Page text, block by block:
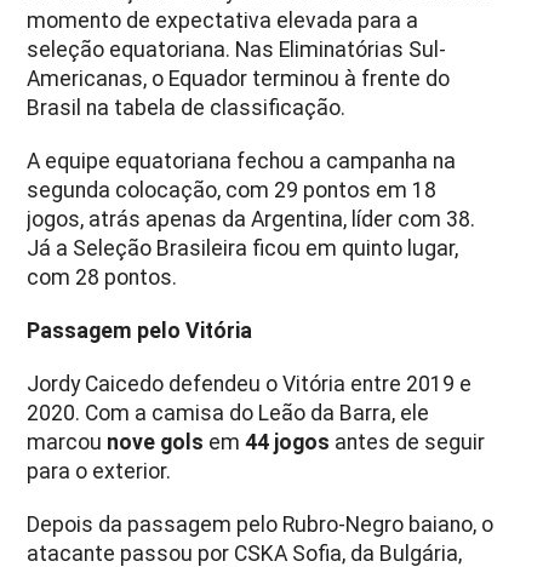
momento de expectativa elevada para a
seleção equatoriana. Nas Eliminatórias Sul-
Americanas, o Equador terminou à frente do
Brasil na tabela de classificação.
A equipe equatoriana fechou a campanha na
segunda colocação, com 29 pontos em 18
jogos, atrás apenas da Argentina, líder com 38.
Já a Seleção Brasileira ficou em quinto lugar,
com 28 pontos.
Passagem pelo Vitória
Jordy Caicedo defendeu o Vitória entre 2019 e
2020. Com a camisa do Leão da Barra, ele
marcou nove gols em44 jogos antes de seguir
para o exterior.
Depois da passagem pelo Rubro-Negro baiano, o
atacante passou por CSKA Sofia, da Bulgária,